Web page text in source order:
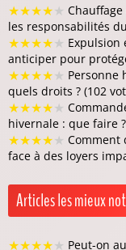
★★★★★
les responsabilités
★★★★★ Expulsion
anticiper pour
★★★★★ Personne
quels droits ? (102
★★★★★
hivernale : que faire
★★★★★ Comment
face à des loyers
Articles les mieux
★★★★★ Peut-on